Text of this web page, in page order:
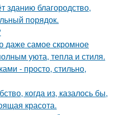
зданию благородство,
порядок.
даже самое скромное
уюта, тепла и стиля.
- просто, стильно,
когда из, казалось бы,
красота.